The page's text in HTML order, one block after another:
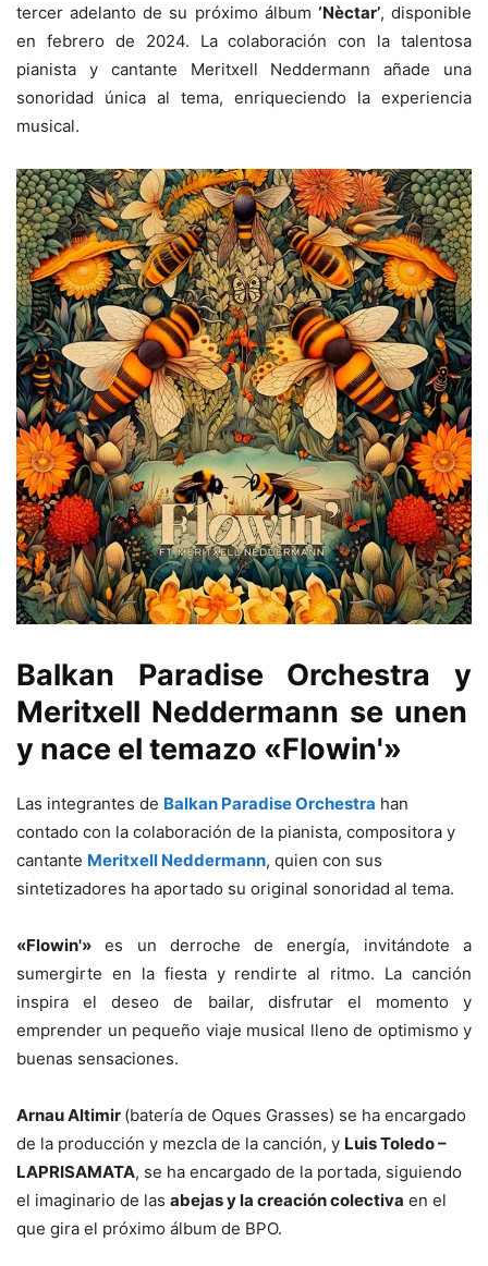
tercer adelanto de su próximo álbum ‘Nèctar’, disponible
en febrero de 2024. La colaboración con la talentosa
pianista y cantante Meritxell Neddermann añade una
sonoridad única al tema, enriqueciendo la experiencia
musical.
Balkan Paradise Orchestra y
Meritxell Neddermann se unen
y nace el temazo «Flowin'»
Las integrantes de Balkan Paradise Orchestra han
contado con la colaboración de la pianista, compositora y
cantante Meritxell Neddermann, quien con sus
sintetizadores ha aportado su original sonoridad al tema.
«Flowin'» es un derroche de energía, invitándote a
sumergirte en la fiesta y rendirte al ritmo. La canción
inspira el deseo de bailar, disfrutar el momento y
emprender un pequeño viaje musical lleno de optimismo y
buenas sensaciones.
Arnau Altimir (batería de Oques Grasses) se ha encargado
de la producción y mezcla de la canción, y Luis Toledo –
LAPRISAMATA, se ha encargado de la portada, siguiendo
el imaginario de las abejas y la creación colectiva en el
que gira el próximo álbum de BPO.